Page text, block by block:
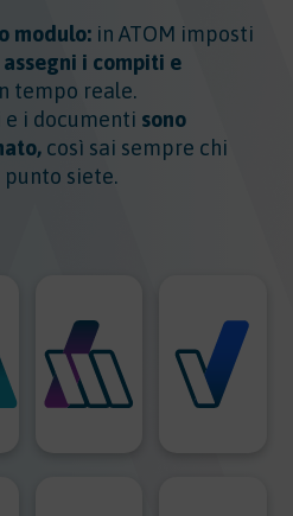
modulo: in ATOM imposti
i compiti e
tempo reale.
i documenti sono
così sai sempre chi
punto siete.